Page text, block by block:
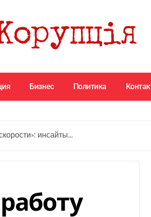
Бизнес Политика
инсайты…